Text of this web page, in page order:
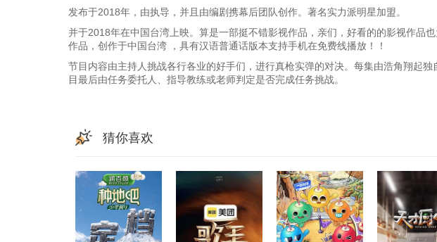
发布于2018年，由执导，并且由编剧携幕后团队创作。著名实力派明星加盟。
并于2018年在中国台湾上映。算是一部挺不错影视作品，亲们，好看的的影视作品
作品，创作于中国台湾 ，具有汉语普通话版本支持手机在免费线播放！！
节目内容由主持人挑战各行各业的好手们，进行真枪实弹的对决。每集由浩角翔起
目最后由任务委托人、指导教练或老师判定是否完成任务挑战。
猜你喜欢